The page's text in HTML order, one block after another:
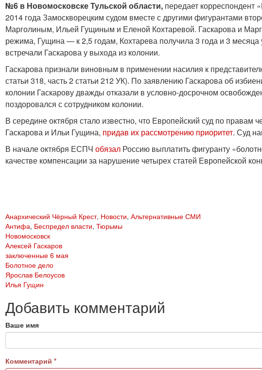
№6 в Новомосковске Тульской области, передает корреспондент
2014 года Замоскворецким судом вместе с другими фигурантами
Марголиным, Ильей Гущиным и Еленой Кохтаревой. Гаскарова и
режима, Гущина — к 2,5 годам, Кохтарева получила 3 года и 3
встречали Гаскарова у выхода из колонии.
Гаскарова признали виновным в применении насилия к
статьи 318, часть 2 статьи 212 УК). По заявлению Гаскарова об
колонии Гаскарову дважды отказали в условно-досрочном
поздоровался с сотрудником колонии.
В середине октября стало известно, что Европейский суд по
Гаскарова и Ильи Гущина, придав их рассмотрению приоритет. Суд
В начале октября ЕСПЧ обязал Россию выплатить фигуранту
качестве компенсации за нарушение четырех статей Европейской
Анархический Чёрный Крест, Новости, Альтернативные СМИ
Антифа, Беспредел власти, Тюрьмы
Новомосковск
Алексей Гаскаров
заключенные 6 мая
Болотное дело
Ярослав Белоусов
Илья Гущин
Добавить комментарий
Ваше имя
Комментарий *